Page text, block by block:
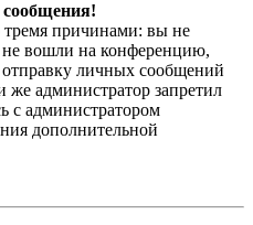
причинами: вы не
не вошли на конференцию,
отправку личных сообщений
же администратор запретил
с администратором
дополнительной